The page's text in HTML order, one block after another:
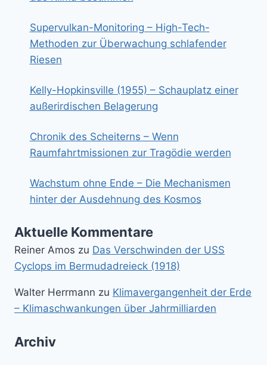
Supervulkan-Monitoring – High-Tech-
Methoden zur Überwachung schlafender
Riesen
Kelly-Hopkinsville (1955) – Schauplatz einer
außerirdischen Belagerung
Chronik des Scheiterns – Wenn
Raumfahrtmissionen zur Tragödie werden
Wachstum ohne Ende – Die Mechanismen
hinter der Ausdehnung des Kosmos
Aktuelle Kommentare
Reiner Amos zu Das Verschwinden der USS
Cyclops im Bermudadreieck (1918)
Walter Herrmann zu Klimavergangenheit der Erde
– Klimaschwankungen über Jahrmilliarden
Archiv